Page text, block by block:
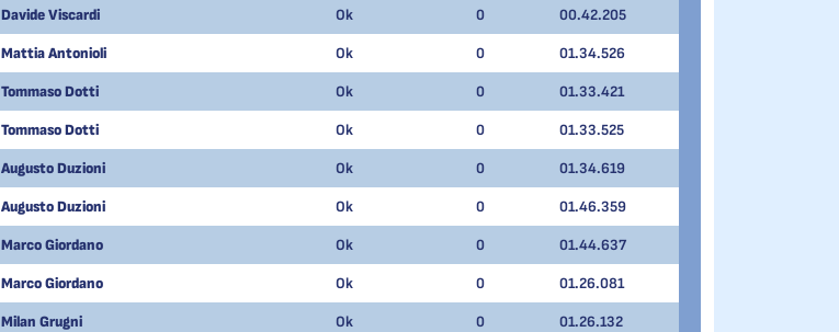
Davide Viscardi Ok 0 00.42.205
Mattia Antonioli Ok 0 01.34.526
Tommaso Dotti Ok 0 01.33.421
Tommaso Dotti Ok 0 01.33.525
Augusto Duzioni Ok 0 01.34.619
Augusto Duzioni Ok 0 01.46.359
Marco Giordano Ok 0 01.44.637
Marco Giordano Ok 0 01.26.081
Milan Grugni Ok 0 01.26.132